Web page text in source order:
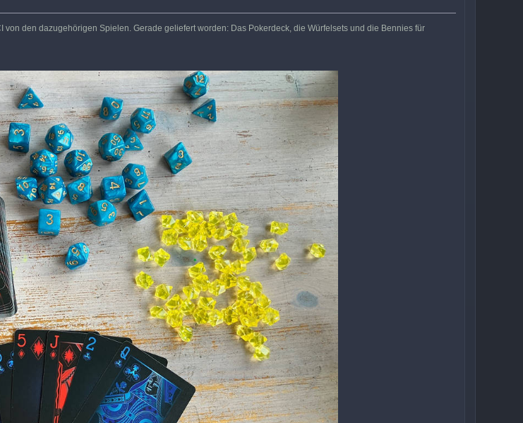
den dazugehörigen Spielen. Gerade geliefert worden: Das Pokerdeck, die Würfelsets und die Bennies für